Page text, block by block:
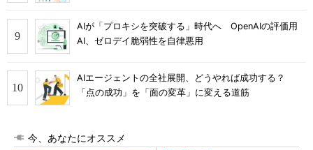
AIが「プロキシを突破する」時代へ OpenAIの評価用
AI、ゼロデイ脆弱性を自律悪用
AIエージェントの全社展開、どうやれば成功する？
「点の成功」を「面の変革」に変える道筋
今、あなたにオススメ